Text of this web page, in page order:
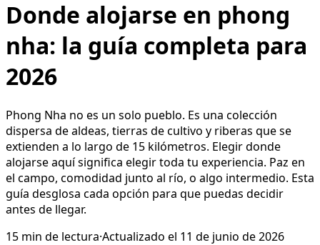
Donde alojarse en phong
nha: la guía completa para
2026
Phong Nha no es un solo pueblo. Es una colección
dispersa de aldeas, tierras de cultivo y riberas que se
extienden a lo largo de 15 kilómetros. Elegir donde
alojarse aquí significa elegir toda tu experiencia. Paz en
el campo, comodidad junto al río, o algo intermedio. Esta
guía desglosa cada opción para que puedas decidir
antes de llegar.
15 min de lectura·Actualizado el 11 de junio de 2026